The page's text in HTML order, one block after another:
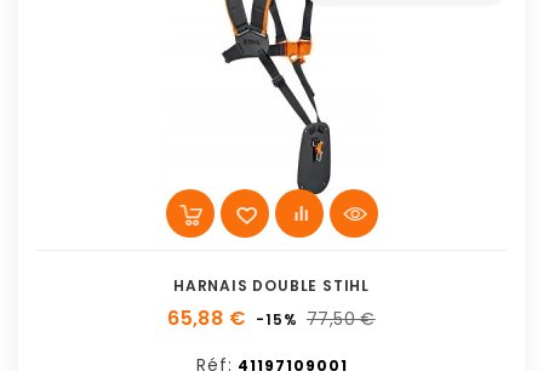
HARNAIS DOUBLE STIHL
65,88 € -15% 77,50 €
Réf: 41197109001